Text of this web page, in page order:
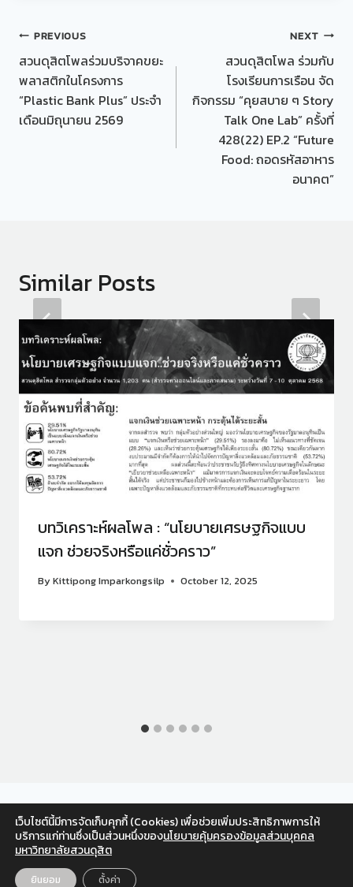
Post
navigation
PREVIOUS
สวนดุสิตโพลร่วมบริจาคขยะ
พลาสติกในโครงการ
“Plastic Bank Plus” ประจำ
เดือนมิถุนายน 2569
NEXT
สวนดุสิตโพล ร่วมกับ
โรงเรียนการเรือน จัด
กิจกรรม “คุยสบาย ๆ Story
Talk One Lab” ครั้งที่
428(22) EP.2 “Future
Food: ถอดรหัสอาหาร
อนาคต”
Similar Posts
บทวิเคราะห์ผลโพล : “นโยบายเศรษฐกิจแบบ
แจก ช่วยจริงหรือแค่ชั่วคราว”
ByKittipong Imparkongsilp October 12, 2025
Facebook Twitter Instagram
YouTube
สำหรับเจ้าหน้าที่
© 2026 สวนดุสิตโพล มหาวิทยาลัยสวนดุสิต
เว็บไซต์นี้มีการจัดเก็บคุกกี้ (Cookies) เพื่อช่วยเพิ่มประสิทธิภาพการให้
บริการแก่ท่านซึ่งเป็นส่วนหนึ่งของนโยบายคุ้มครองข้อมูลส่วนบุคคล
มหาวิทยาลัยสวนดุสิต
ยินยอม ตั้งค่า